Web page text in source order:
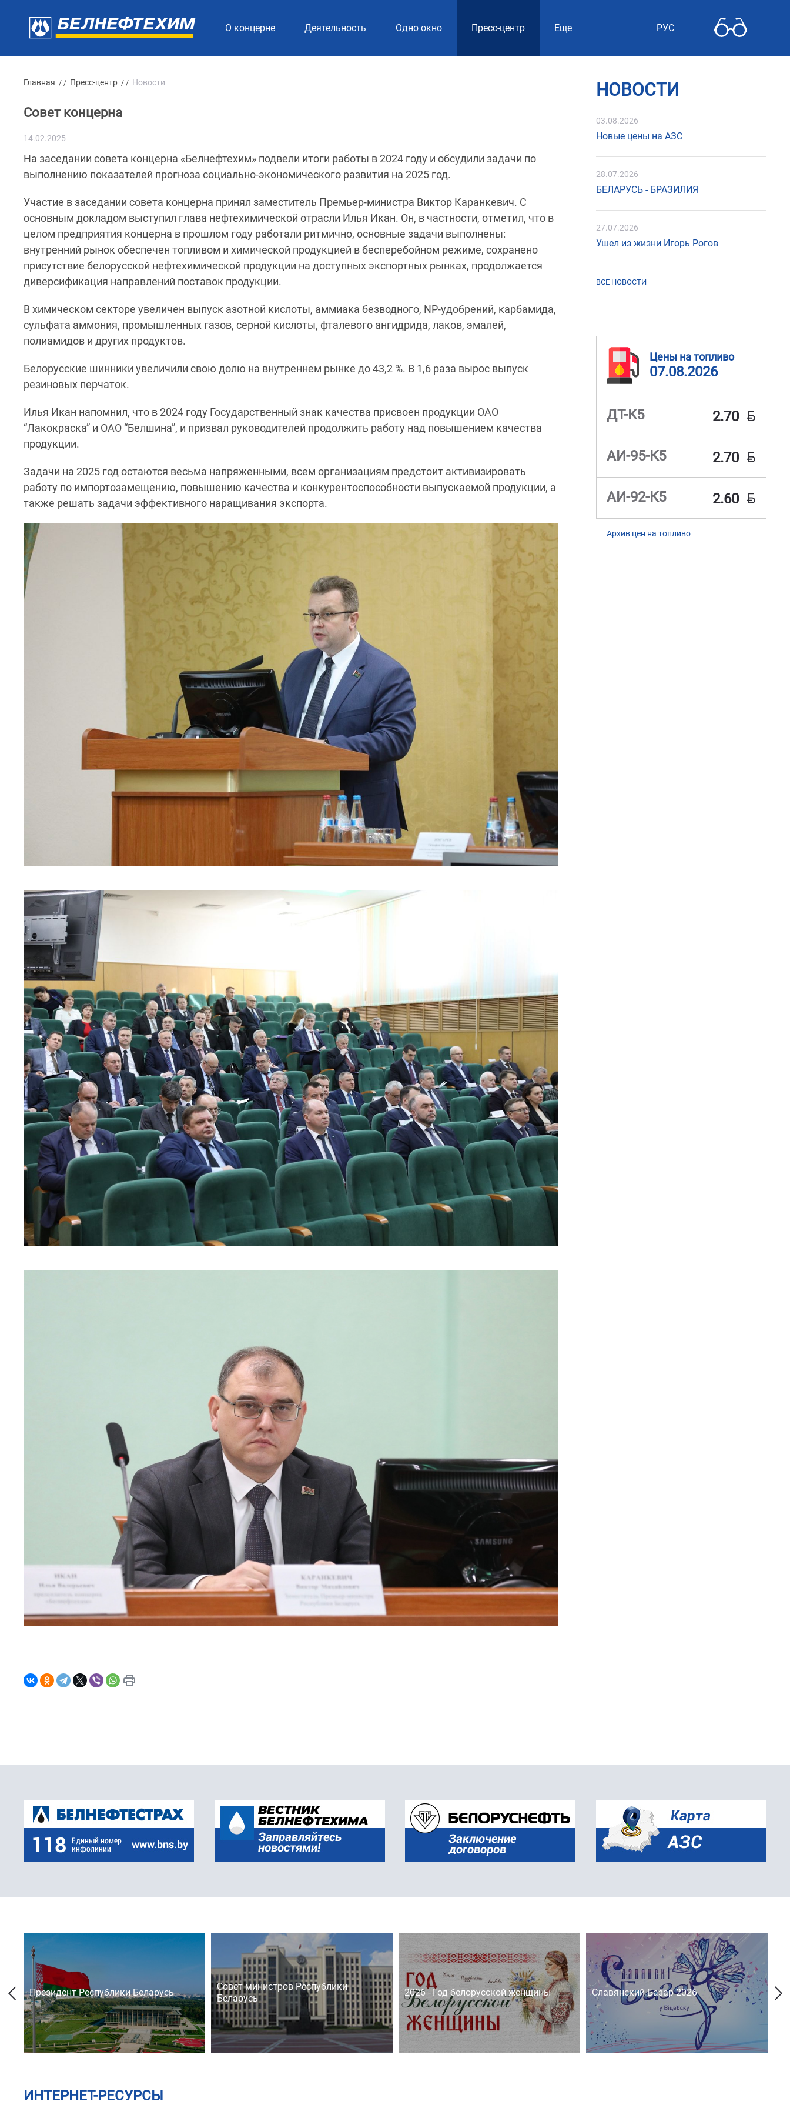
О концерне Деятельность Одно окно Пресс-центр Еще РУС
Главная / / Пресс-центр / / Новости
Совет концерна
14.02.2025
На заседании совета концерна «Белнефтехим» подвели итоги работы в 2024 году и обсудили задачи по
выполнению показателей прогноза социально-экономического развития на 2025 год.
Участие в заседании совета концерна принял заместитель Премьер-министра Виктор Каранкевич. С
основным докладом выступил глава нефтехимической отрасли Илья Икан. Он, в частности, отметил, что в
целом предприятия концерна в прошлом году работали ритмично, основные задачи выполнены:
внутренний рынок обеспечен топливом и химической продукцией в бесперебойном режиме, сохранено
присутствие белорусской нефтехимической продукции на доступных экспортных рынках, продолжается
диверсификация направлений поставок продукции.
В химическом секторе увеличен выпуск азотной кислоты, аммиака безводного, NP-удобрений, карбамида,
сульфата аммония, промышленных газов, серной кислоты, фталевого ангидрида, лаков, эмалей,
полиамидов и других продуктов.
Белорусские шинники увеличили свою долю на внутреннем рынке до 43,2 %. В 1,6 раза вырос выпуск
резиновых перчаток.
Илья Икан напомнил, что в 2024 году Государственный знак качества присвоен продукции ОАО
“Лакокраска” и ОАО “Белшина”, и призвал руководителей продолжить работу над повышением качества
продукции.
Задачи на 2025 год остаются весьма напряженными, всем организациям предстоит активизировать
работу по импортозамещению, повышению качества и конкурентоспособности выпускаемой продукции, а
также решать задачи эффективного наращивания экспорта.
НОВОСТИ
03.08.2026
Новые цены на АЗС
28.07.2026
БЕЛАРУСЬ - БРАЗИЛИЯ
27.07.2026
Ушел из жизни Игорь Рогов
ВСЕ НОВОСТИ
Цены на топливо
07.08.2026
ДТ-К5 2.70 BYN
АИ-95-К5 2.70 BYN
АИ-92-К5 2.60 BYN
Архив цен на топливо
Президент Республики Беларусь
Совет министров Республики
Беларусь
2026 - Год белорусской женщины Славянский Базар 2026
ИНТЕРНЕТ-РЕСУРСЫ